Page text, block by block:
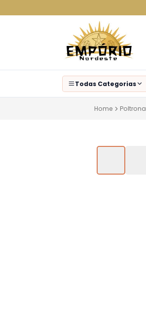
Todas Categorias
Home Poltrona